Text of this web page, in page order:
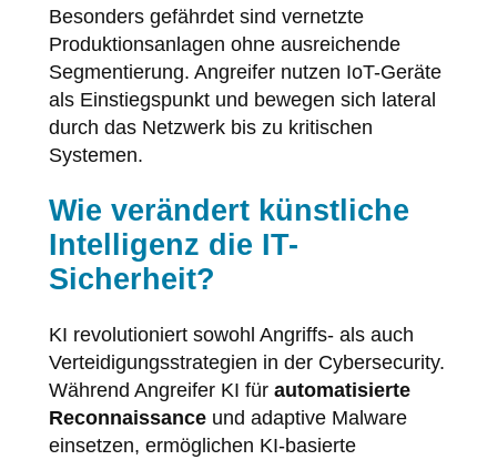
Besonders gefährdet sind vernetzte
Produktionsanlagen ohne ausreichende
Segmentierung. Angreifer nutzen IoT-Geräte
als Einstiegspunkt und bewegen sich lateral
durch das Netzwerk bis zu kritischen
Systemen.
Wie verändert künstliche
Intelligenz die IT-
Sicherheit?
KI revolutioniert sowohl Angriffs- als auch
Verteidigungsstrategien in der Cybersecurity.
Während Angreifer KI für automatisierte
Reconnaissanceund adaptive Malware
einsetzen, ermöglichen KI-basierte